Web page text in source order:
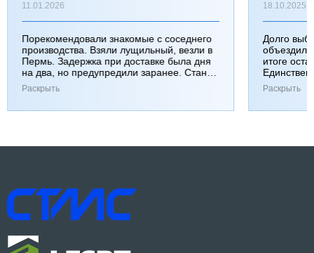
11.01.2026
Порекомендовали знакомые с соседнего
производства. Взяли лущильный, везли в
Пермь. Задержка при доставке была дня
на два, но предупредили заранее. Станок
работает хорошо, к качеству вопросов нет.
Раскрыть
18.10.2025
Долго
итоге
Раскрыть